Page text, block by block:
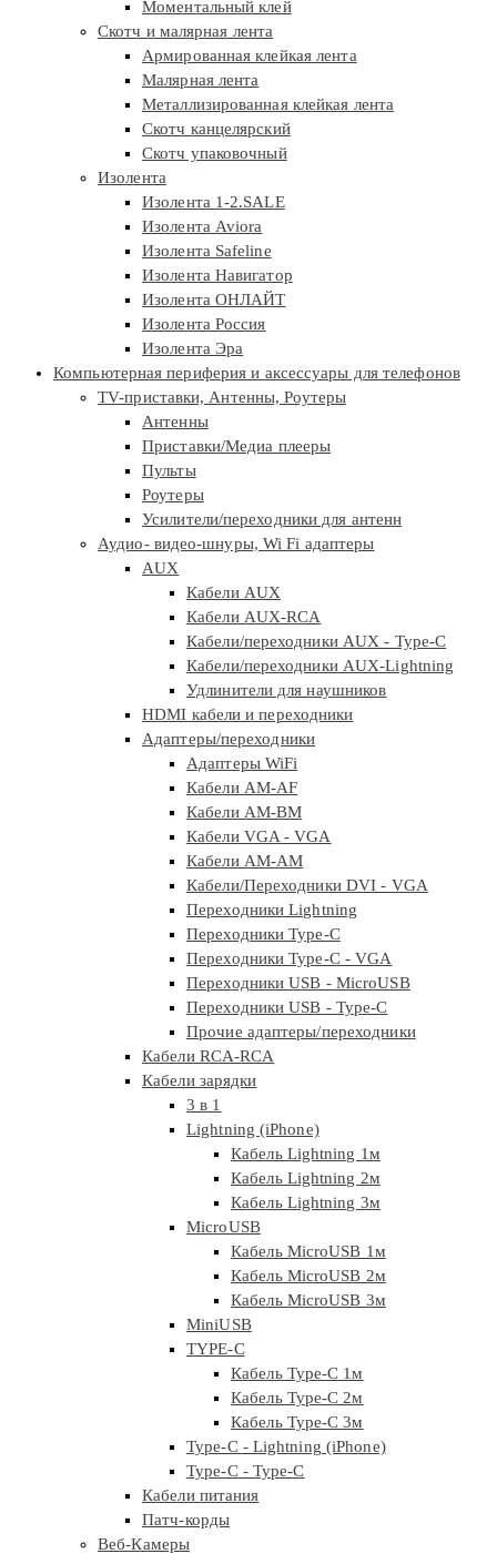
Моментальный клей
Скотч и малярная лента
Армированная клейкая лента
Малярная лента
Металлизированная клейкая лента
Скотч канцелярский
Скотч упаковочный
Изолента
Изолента 1-2.SALE
Изолента Aviora
Изолента Safeline
Изолента Навигатор
Изолента ОНЛАЙТ
Изолента Россия
Изолента Эра
Компьютерная периферия и аксессуары для телефонов
TV-приставки, Антенны, Роутеры
Антенны
Приставки/Медиа плееры
Пульты
Роутеры
Усилители/переходники для антенн
Аудио- видео-шнуры, Wi Fi адаптеры
AUX
Кабели AUX
Кабели AUX-RCA
Кабели/переходники AUX - Type-C
Кабели/переходники AUX-Lightning
Удлинители для наушников
HDMI кабели и переходники
Адаптеры/переходники
Адаптеры WiFi
Кабели AM-AF
Кабели AM-BM
Кабели VGA - VGA
Кабели АМ-АМ
Кабели/Переходники DVI - VGA
Переходники Lightning
Переходники Type-C
Переходники Type-C - VGA
Переходники USB - MicroUSB
Переходники USB - Type-C
Прочие адаптеры/переходники
Кабели RCA-RCA
Кабели зарядки
3 в 1
Lightning (iPhone)
Кабель Lightning 1м
Кабель Lightning 2м
Кабель Lightning 3м
MicroUSB
Кабель MicroUSB 1м
Кабель MicroUSB 2м
Кабель MicroUSB 3м
MiniUSB
TYPE-C
Кабель Type-C 1м
Кабель Type-C 2м
Кабель Type-C 3м
Type-C - Lightning (iPhone)
Type-C - Type-C
Кабели питания
Патч-корды
Веб-Камеры